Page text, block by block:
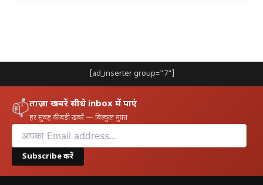
[ad_inserter group="7"]
📫ताज़ा खबरें सीधे inbox में पाएं
हर सुबह की बड़ी खबरें — बिल्कुल मुफ़्त
Subscribe करें